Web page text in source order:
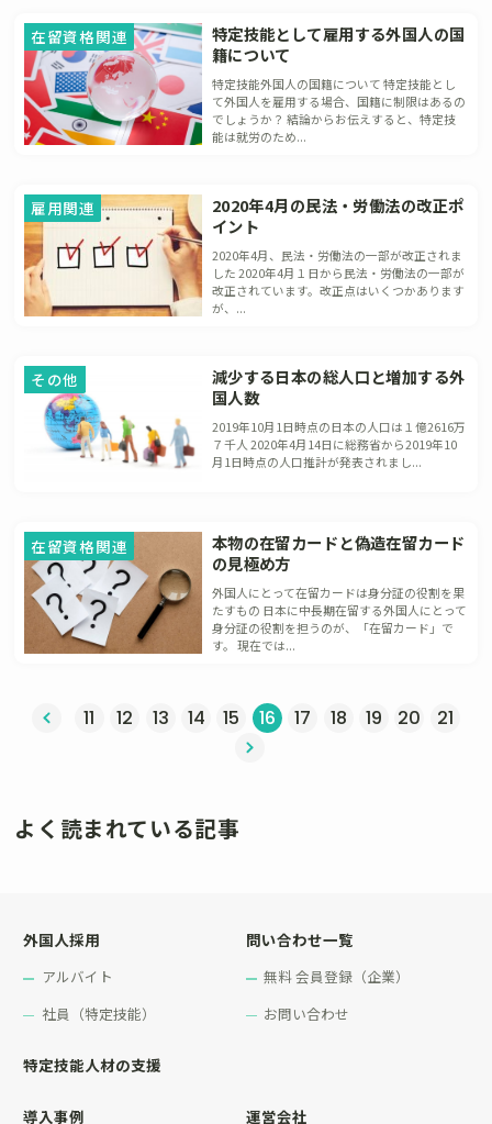
在留資格関連
特定技能として雇用する外国人の国
籍について
特定技能外国人の国籍について 特定技能とし
て外国人を雇用する場合、国籍に制限はあるの
でしょうか？ 結論からお伝えすると、特定技
能は就労のため...
雇用関連
2020年4月の民法・労働法の改正ポ
イント
2020年4月、民法・労働法の一部が改正されま
した 2020年4月１日から民法・労働法の一部が
改正されています。改正点はいくつかあります
が、...
その他
減少する日本の総人口と増加する外
国人数
2019年10月1日時点の日本の人口は１億2616万
７千人 2020年4月14日に総務省から2019年10
月1日時点の人口推計が発表されまし...
在留資格関連
本物の在留カードと偽造在留カード
の見極め方
外国人にとって在留カードは身分証の役割を果
たすもの 日本に中長期在留する外国人にとって
身分証の役割を担うのが、「在留カード」で
す。 現在では...
11 12 13 14 15 16 17 18 19 20
21
よく読まれている記事
外国人採用
アルバイト
社員（特定技能）
特定技能人材の支援
導入事例
問い合わせ一覧
無料 会員登録（企業）
お問い合わせ
運営会社